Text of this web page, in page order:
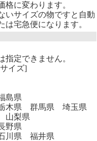
格に変わります。
いサイズの物ですと自動
は宅急便になります。
定できません。
イズ]
島県
木県 群馬県 埼玉県
梨県
野県
川県 福井県